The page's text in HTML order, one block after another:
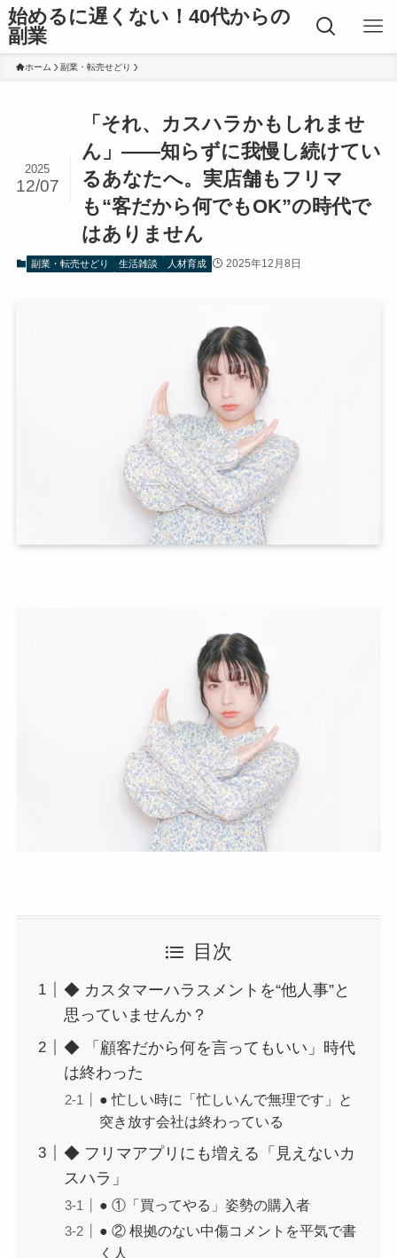
始めるに遅くない！40代からの
副業
ホーム 副業・転売せどり
「それ、カスハラかもしれませ
ん」――知らずに我慢し続けてい
るあなたへ。実店舗もフリマ
も“客だから何でもOK”の時代で
はありません
2025
12/07
副業・転売せどり 生活雑談 人材育成 2025年12月8日
目次
◆ カスタマーハラスメントを“他人事”と
思っていませんか？
◆ 「顧客だから何を言ってもいい」時代
は終わった
● 忙しい時に「忙しいんで無理です」と
突き放す会社は終わっている
◆ フリマアプリにも増える「見えないカ
スハラ」
● ①「買ってやる」姿勢の購入者
● ② 根拠のない中傷コメントを平気で書
く人